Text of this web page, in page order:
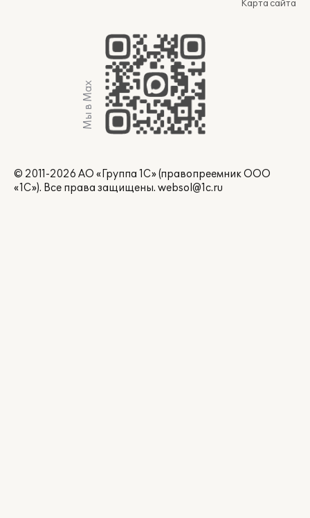
Карта сайта
Мы в Max
© 2011-2026 АО «Группа 1С» (правопреемник ООО
«1С»). Все права защищены. websol@1c.ru